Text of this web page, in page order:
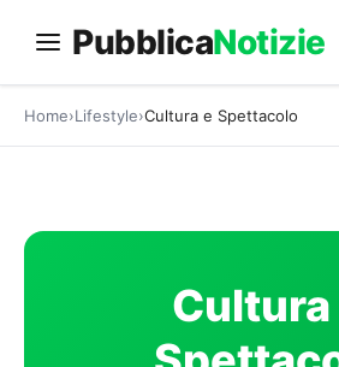
PubblicaNotizie
Home Lifestyle Cultura e Spettacolo
Cultura